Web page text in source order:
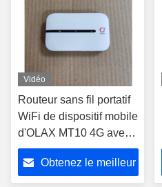
Vidéo
Routeur sans fil portatif
WiFi de dispositif mobile
d'OLAX MT10 4G avec
Sim Card Slot
Obtenez le meilleur